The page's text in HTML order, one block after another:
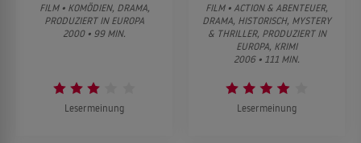
FILM • KOMÖDIEN, DRAMA,
PRODUZIERT IN EUROPA
2000 • 99 MIN.
Lesermeinung
FILM • ACTION & ABENTEUER,
DRAMA, HISTORISCH, MYSTERY
& THRILLER, PRODUZIERT IN
EUROPA, KRIMI
2006 • 111 MIN.
Lesermeinung